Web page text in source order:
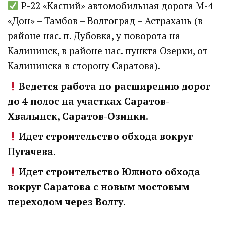
Р-22 «Каспий» автомобильная дорога М-4
«Дон» – Тамбов – Волгоград – Астрахань (в
районе нас. п. Дубовка, у поворота на
Калининск, в районе нас. пункта Озерки, от
Калининска в сторону Саратова).
Ведется работа по расширению дорог
до 4 полос на участках Саратов-
Хвалынск, Саратов-Озинки.
Идет строительство обхода вокруг
Пугачева.
Идет строительство Южного обхода
вокруг Саратова с новым мостовым
переходом через Волгу.
5 дней назад
Подробности в статье!
Read More